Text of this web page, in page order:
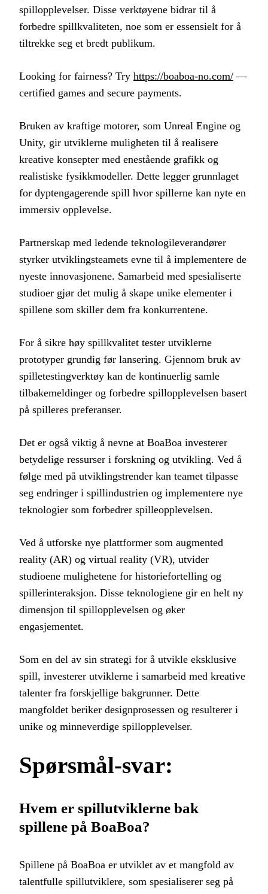
spillopplevelser. Disse verktøyene bidrar til å
forbedre spillkvaliteten, noe som er essensielt for å
tiltrekke seg et bredt publikum.
Looking for fairness? Try https://boaboa-no.com/ —
certified games and secure payments.
Bruken av kraftige motorer, som Unreal Engine og
Unity, gir utviklerne muligheten til å realisere
kreative konsepter med enestående grafikk og
realistiske fysikkmodeller. Dette legger grunnlaget
for dyptengagerende spill hvor spillerne kan nyte en
immersiv opplevelse.
Partnerskap med ledende teknologileverandører
styrker utviklingsteamets evne til å implementere de
nyeste innovasjonene. Samarbeid med spesialiserte
studioer gjør det mulig å skape unike elementer i
spillene som skiller dem fra konkurrentene.
For å sikre høy spillkvalitet tester utviklerne
prototyper grundig før lansering. Gjennom bruk av
spilletestingverktøy kan de kontinuerlig samle
tilbakemeldinger og forbedre spillopplevelsen basert
på spilleres preferanser.
Det er også viktig å nevne at BoaBoa investerer
betydelige ressurser i forskning og utvikling. Ved å
følge med på utviklingstrender kan teamet tilpasse
seg endringer i spillindustrien og implementere nye
teknologier som forbedrer spilleopplevelsen.
Ved å utforske nye plattformer som augmented
reality (AR) og virtual reality (VR), utvider
studioene mulighetene for historiefortelling og
spillerinteraksjon. Disse teknologiene gir en helt ny
dimensjon til spillopplevelsen og øker
engasjementet.
Som en del av sin strategi for å utvikle eksklusive
spill, investerer utviklerne i samarbeid med kreative
talenter fra forskjellige bakgrunner. Dette
mangfoldet beriker designprosessen og resulterer i
unike og minneverdige spillopplevelser.
Spørsmål-svar:
Hvem er spillutviklerne bak
spillene på BoaBoa?
Spillene på BoaBoa er utviklet av et mangfold av
talentfulle spillutviklere, som spesialiserer seg på